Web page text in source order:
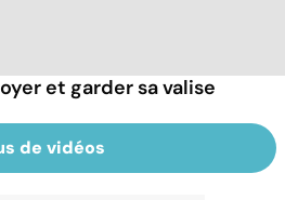
et garder sa valise
de vidéos